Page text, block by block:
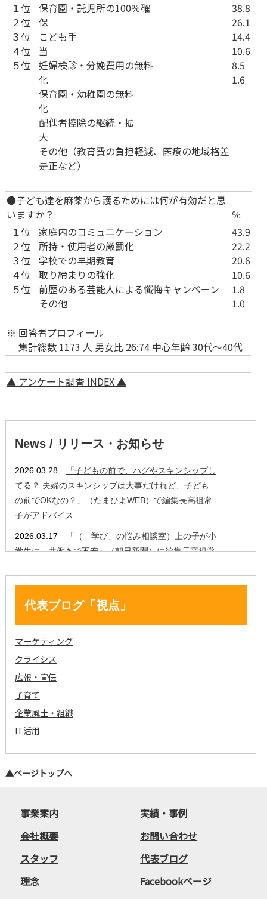
１位
２位
３位
４位
５位
保育園・託児所の100％確
保
こども手
当
妊婦検診・分娩費用の無料
化
保育園・幼稚園の無料
化
配偶者控除の継続・拡
大
その他（教育費の負担軽減、医療の地域格差
是正など）
38.8
26.1
14.4
10.6
8.5
1.6
●子ども達を麻薬から護るためには何が有効だと思
いますか？
％
１位
２位
３位
４位
５位
家庭内のコミュニケーション
所持・使用者の厳罰化
学校での早期教育
取り締まりの強化
前歴のある芸能人による懺悔キャンペーン
その他
43.9
22.2
20.6
10.6
1.8
1.0
※ 回答者プロフィール
集計総数 1173 人 男女比 26:74 中心年齢 30代～40代
▲ アンケート調査 INDEX ▲
代表ブログ「視点」
マーケティング
クライシス
広報・宣伝
子育て
企業風土・組織
IT活用
▲ページトップへ
事業案内
実績・事例
会社概要
スタッフ
理念
お問い合わせ
代表ブログ
Facebookページ